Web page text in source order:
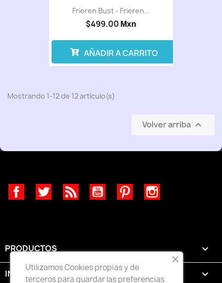
Frieren Bust - Frieren...
$499.00 Mxn
AÑADIR A CARRITO
Mostrando 1-12 de 12 artículo(s)
Volver arriba 
FacebookTwitter Rss YouTube Pinterest
PRODUCTOS 
INFORMACIÓN 
Utilizamos Cookies propias y de
terceros para guardar las preferencias